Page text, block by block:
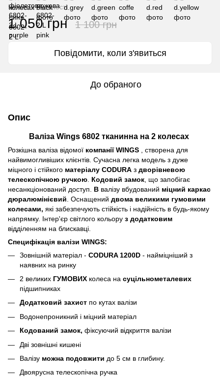
Немає в наявності
1 050 грн 1 100 грн
Повідомити, коли з'явиться
До обраного
Опис
Валіза Wings 6802 тканинна на 2 колесах
Розкішна валіза відомої компанії WINGS , створена для
найвимогливіших клієнтів. Сучасна легка модель з дуже
міцного і стійкого матеріалу CODURA з дворівневою
телескопічною ручкою Кодовий замок , що запобігає
несанкціонований доступ. В валізу вбудований міцний каркас
дюралюмінієвий . Оснащений двома великими гумовими
колесами, які забезпечують стійкість і надійність в будь-якому
напрямку. Інтер'єр світлого кольору з додатковим
відділенням на блискавці.
Специфікація валізи WINGS:
Зовнішній матеріал - CODURA 1200D - найміцніший з
наявних на ринку
2 великих ГУМОВИХ колеса на суцільнометалевих
підшипниках
Додатковий захист по кутах валізи
Водонепроникний і міцний матеріал
Кодований замок, фіксуючий відкриття валізи
Дві зовнішні кишені
Валізу можна подовжити до 5 см в глибину.
Двоярусна телескопічна ручка